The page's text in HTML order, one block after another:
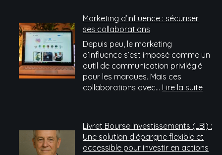
netlinking
passées
au
crible
du
service
Marketing d’influence : sécuriser
ses collaborations
Depuis peu, le marketing
d’influence s’est imposé comme un
outil de communication privilégié
pour les marques. Mais ces
collaborations avec… Lire la suite:
ses
Livret Bourse Investissements (LBI) :
Une solution d’épargne flexible et
accessible pour investir en actions